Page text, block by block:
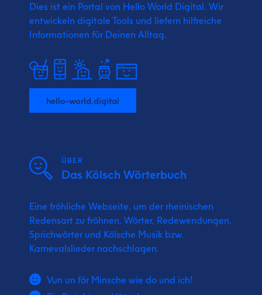
Dies ist ein Portal von Hello World Digital. Wir
entwickeln digitale Tools und liefern hilfreiche
Informationen für Deinen Alltag.
hello-world.digital
ÜBER
Das Kölsch Wörterbuch
Eine fröhliche Webseite, um der rheinischen
Redensart zu fröhnen. Wörter, Redewendungen,
Sprichwörter und Kölsche Musik bzw.
Karnevalslieder nachschlagen.
Vun un för Minsche wie do und ich!